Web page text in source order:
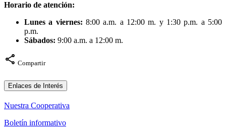
Horario de atención:
Lunes a viernes: 8:00 a.m. a 12:00 m. y 1:30 p.m. a 5:00
p.m.
Sábados: 9:00 a.m. a 12:00 m.
share Compartir
Enlaces de Interés
Nuestra Cooperativa
Boletín informativo